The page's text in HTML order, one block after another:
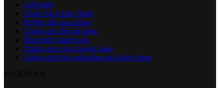
Giới thiệu
Chính Sách Bảo Hành
Hướng dẫn mua hàng
Chính sách đổi trả hàng
Hình thức thanh toán
Chính sách vận chuyển hàng
Chính sách bảo mật thông tin khách hàng